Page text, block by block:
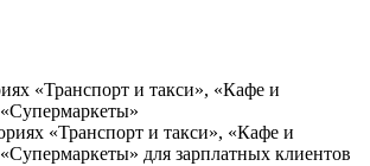
«Транспорт и такси», «Кафе и
«Транспорт и такси», «Кафе и
для зарплатных клиентов